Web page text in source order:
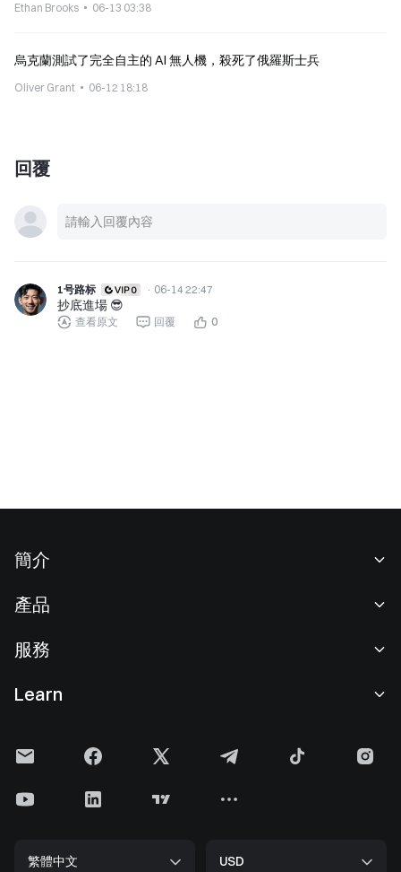
Ethan Brooks 06-13 03:38
烏克蘭測試了完全自主的 AI 無人機，殺死了俄羅斯士兵
Oliver Grant 06-12 18:18
回覆
1号路标 · 06-14 22:47
抄底進場 😎
查看原文 回覆 0
簡介
新聞中心
Cookie 政策
儲備金
產品
現貨交易
理財中心
服務
費率標準
上幣申請
Learn
Gate 快訊
繁體中文 USD